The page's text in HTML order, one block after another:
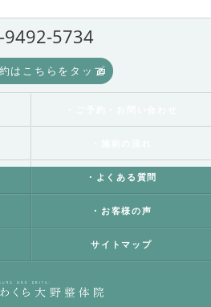
9492-5734
はこちらをタップ
・よくある質問
・お客様の声
サイトマップ